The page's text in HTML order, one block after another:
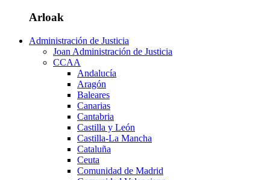
Arloak
Administración de Justicia
Joan Administración de Justicia
CCAA
Andalucía
Aragón
Baleares
Canarias
Cantabria
Castilla y León
Castilla-La Mancha
Cataluña
Ceuta
Comunidad de Madrid